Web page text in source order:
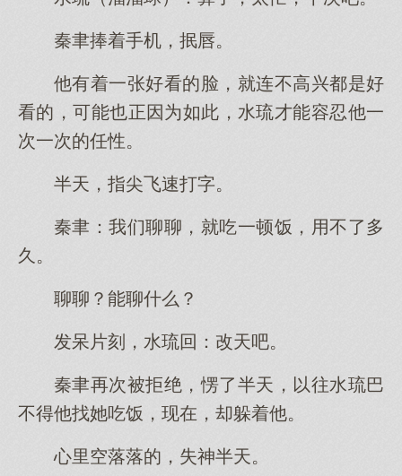
秦聿捧着手机，抿唇。
他有着一张好看的脸，就连不高兴都是好
看的，可能也正因为如此，水琉才能容忍他一
次一次的任性。
半天，指尖飞速打字。
秦聿：我们聊聊，就吃一顿饭，用不了多
久。
聊聊？能聊什么？
发呆片刻，水琉回：改天吧。
秦聿再次被拒绝，愣了半天，以往水琉巴
不得他找她吃饭，现在，却躲着他。
心里空落落的，失神半天。